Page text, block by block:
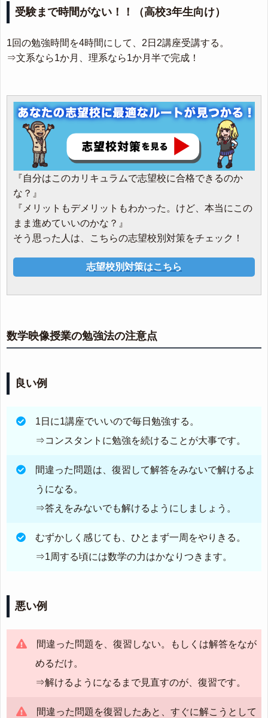
受験まで時間がない！！（高校3年生向け）
1回の勉強時間を4時間にして、2日2講座受講する。
⇒文系なら1か月、理系なら1か月半で完成！
『自分はこのカリキュラムで志望校に合格できるのか
な？』
『メリットもデメリットもわかった。けど、本当にこの
まま進めていいのかな？』
そう思った人は、こちらの志望校別対策をチェック！
志望校別対策はこちら
数学映像授業の勉強法の注意点
良い例
1日に1講座でいいので毎日勉強する。
⇒コンスタントに勉強を続けることが大事です。
間違った問題は、復習して解答をみないで解けるよ
うになる。
⇒答えをみないでも解けるようにしましょう。
むずかしく感じても、ひとまず一周をやりきる。
⇒1周する頃には数学の力はかなりつきます。
悪い例
間違った問題を、復習しない。もしくは解答をなが
めるだけ。
⇒解けるようになるまで見直すのが、復習です。
間違った問題を復習したあと、すぐに解こうとして